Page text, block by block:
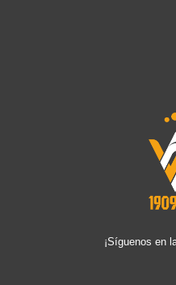
¡Síguenos en